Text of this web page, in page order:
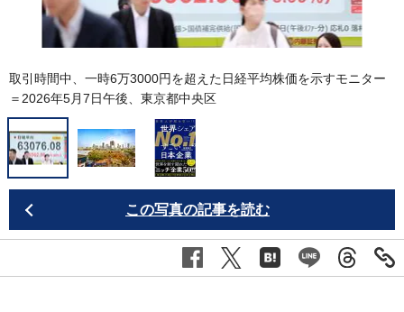
取引時間中、一時6万3000円を超えた日経平均株価を示すモニター
＝2026年5月7日午後、東京都中央区
この写真の記事を読む